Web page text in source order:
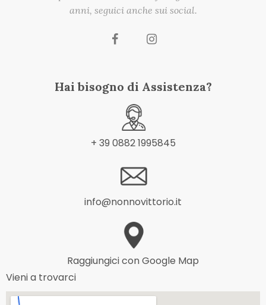
anni, seguici anche sui social.
Hai bisogno di Assistenza?
+ 39 0882 1995845
info@nonnovittorio.it
Raggiungici con Google Map
Vieni a trovarci